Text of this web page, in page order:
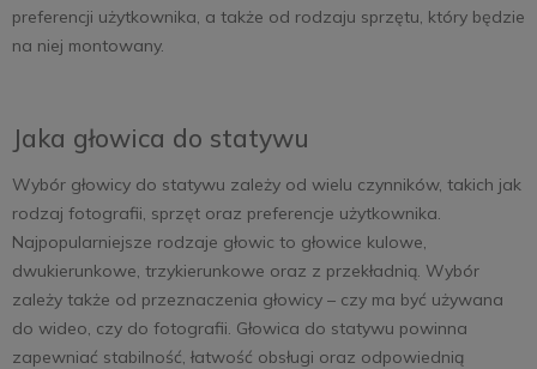
preferencji użytkownika, a także od rodzaju sprzętu, który będzie
na niej montowany.
Jaka głowica do statywu
Wybór głowicy do statywu zależy od wielu czynników, takich jak
rodzaj fotografii, sprzęt oraz preferencje użytkownika.
Najpopularniejsze rodzaje głowic to głowice kulowe,
dwukierunkowe, trzykierunkowe oraz z przekładnią. Wybór
zależy także od przeznaczenia głowicy – czy ma być używana
do wideo, czy do fotografii. Głowica do statywu powinna
zapewniać stabilność, łatwość obsługi oraz odpowiednią